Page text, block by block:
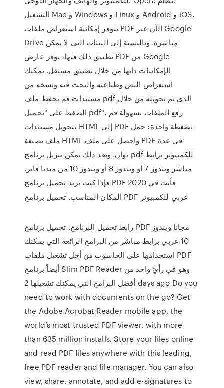
التشغيل Mac و Windows و Linux و Android و iOS.
تتوفر إمكانية استعراض ملفات PDF الآن عبر Google
Drive مباشرة. وبالنسبة إلى البيئات التي لا يمكن
تطبيق ذلك فيها، يوفر عارض PDF من Google
الإمكانيات ذاتها من خلال تطبيق مستقل. يمكنك
استعراض النص وطباعته والبحث فيه ونسخه من
مستندات قم بحفظ ملف pdf الذي تم تحويله من خلال
الضغط على "تحميل pdf". رفع الملفات بسهولة قم
بتحويل مستندات HTML إلى PDF بضغطة واحدة: حمل
ملف بصيغة HTML واحصل على ملف PDF في عدة
ثوان. وبعد ذلك يمكن تنزيل برنامج pdf للكمبيوتر برابط
مباشر ويندوز 7 أو ويندوز 8 أو ويندوز 10 من ميديا فاير.
فإذا كنت تريد تحميل برنامج PDF 2020 فأنت في
المكان المناسب. تحميل برنامج PDF عربي للكمبيوتر
رابط تحميل البرنامج. تحميل برنامج PDF مجانا ويندوز
10 عربي برابط مباشر من البرامج الرائعة التي يمكنك
استخدامها على الحاسوب من أجل تشغيل ملفات PDF
أيضاً برنامج Slim PDF Reader وهو في رأيّ واحد من
أفضل البرامج التي يمكنك تشغيلها 2 days ago Do you
need to work with documents on the go? Get
the Adobe Acrobat Reader mobile app, the
world’s most trusted PDF viewer, with more
than 635 million installs. Store your files online
and read PDF files anywhere with this leading,
free PDF reader and file manager. You can also
view, share, annotate, and add e-signatures to